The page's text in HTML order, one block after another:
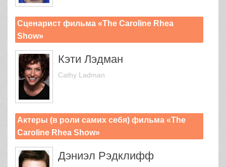
Сценарист фильма «The Caroline Rhea
Show»
Кэти Лэдман
Cathy Ladman
Актеры (в роли самих себя) фильма «The
Caroline Rhea Show»
Дэниэл Рэдклифф